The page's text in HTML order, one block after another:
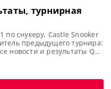
турнирная
по снукеру, Castle Snooker
предыдущего турнира:
новости и результаты Q
1 (2021) Турнирная